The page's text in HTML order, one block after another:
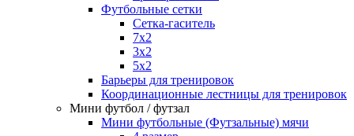
Футбольные сетки
Сетка-гаситель
7x2
3х2
5х2
Барьеры для тренировок
Координационные лестницы для тренировок
Мини футбол / футзал
Мини футбольные (Футзальные) мячи